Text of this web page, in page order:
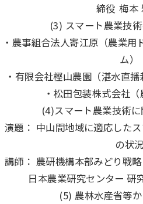
締役 梅本
(3) スマート農業技
・農事組合法人寄江原（農業用
ム）
・有限会社樫山農園（湛水直
・松田包装株式会社（
(4)スマート農業技術
演題： 中山間地域に適応した
の状況
講師： 農研機構本部みどり戦
日本農業研究センター 研
(5) 農林水産省等